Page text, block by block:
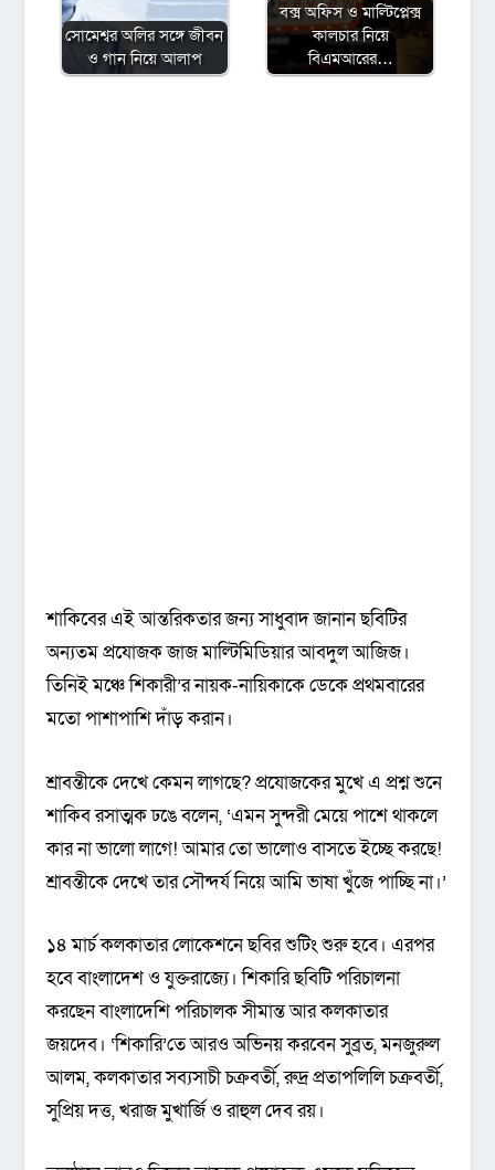
সোমেশ্বর অলির সঙ্গে জীবন
ও গান নিয়ে আলাপ
বক্স অফিস ও মাল্টিপ্লেক্স
কালচার নিয়ে
বিএমআরের…
শাকিবের এই আন্তরিকতার জন্য সাধুবাদ জানান ছবিটির
অন্যতম প্রযোজক জাজ মাল্টিমিডিয়ার আবদুল আজিজ।
তিনিই মঞ্চে শিকারী’র নায়ক-নায়িকাকে ডেকে প্রথমবারের
মতো পাশাপাশি দাঁড় করান।
শ্রাবন্তীকে দেখে কেমন লাগছে? প্রযোজকের মুখে এ প্রশ্ন শুনে
শাকিব রসাত্মক ঢঙে বলেন, ‘এমন সুন্দরী মেয়ে পাশে থাকলে
কার না ভালো লাগে! আমার তো ভালোও বাসতে ইচ্ছে করছে!
শ্রাবন্তীকে দেখে তার সৌন্দর্য নিয়ে আমি ভাষা খুঁজে পাচ্ছি না।’
১৪ মার্চ কলকাতার লোকেশনে ছবির শুটিং শুরু হবে। এরপর
হবে বাংলাদেশ ও যুক্তরাজ্যে। শিকারি ছবিটি পরিচালনা
করছেন বাংলাদেশি পরিচালক সীমান্ত আর কলকাতার
জয়দেব। ‘শিকারি’তে আরও অভিনয় করবেন সুব্রত, মনজুরুল
আলম, কলকাতার সব্যসাচী চক্রবর্তী, রুদ্র প্রতাপলিলি চক্রবর্তী,
সুপ্রিয় দত্ত, খরাজ মুখার্জি ও রাহুল দেব রয়।